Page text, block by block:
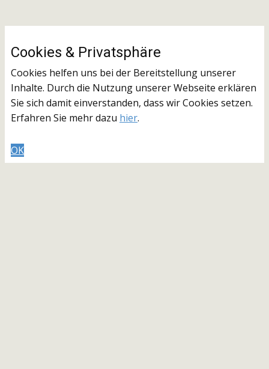
Cookies & ​Privatsphäre
Cookies helfen uns bei der Bereitstellung unserer
Inhalte. Durch die Nutzung unserer Webseite erklären
Sie sich damit einverstanden, dass wir Cookies setzen.
Erfahren Sie mehr dazu hier.
OK